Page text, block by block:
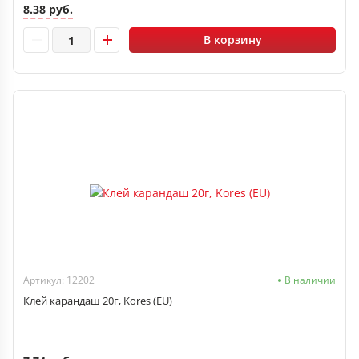
8.38 руб.
В корзину
Артикул: 12202 В наличии
Клей карандаш 20г, Kores (EU)